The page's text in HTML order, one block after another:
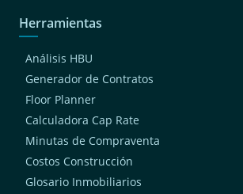
Herramientas
Análisis HBU
Generador de Contratos
Floor Planner
Calculadora Cap Rate
Minutas de Compraventa
Costos Construcción
Glosario Inmobiliarios